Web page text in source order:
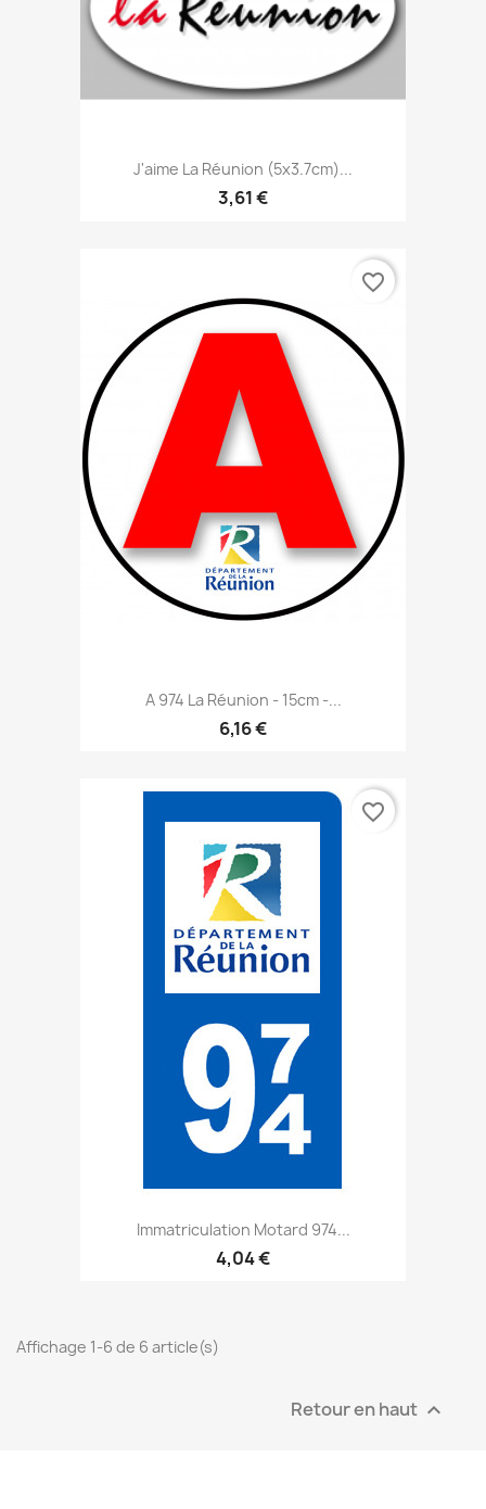
J'aime La Réunion (5x3.7cm)...
3,61 €
A 974 La Réunion - 15cm -...
6,16 €
favorite_border
Immatriculation Motard 974...
4,04 €
favorite_border
Affichage 1-6 de 6 article(s)
Retour en haut 